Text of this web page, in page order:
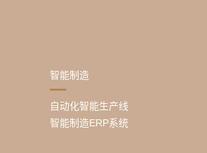
智能制造
自动化智能生产线
智能制造ERP系统